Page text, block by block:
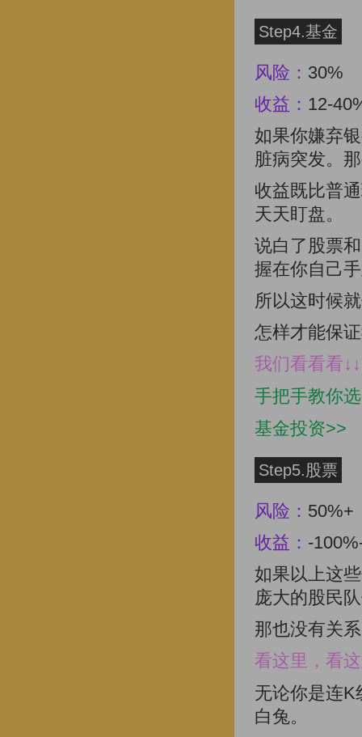
Step4.基金
风险： 30%
收益： 12-
如果你嫌弃
脏病突发。
收益既比普
天天盯盘。
说白了股票
握在你自己
所以这时候
怎样才能保
我们看看看
手把手教你
基金投资>>
Step5.股票
风险： 50%+
收益： -
如果以上这
庞大的股民
那也没有关
看这里，看
无论你是连K
白兔。